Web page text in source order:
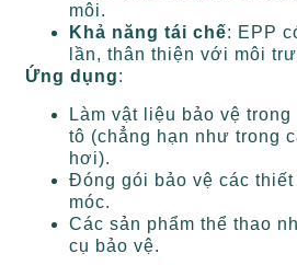
môi.
Khả năng tái chế: EPP
lần, thân thiện với môi
Ứng dụng:
Làm vật liệu bảo vệ
tô (chẳng hạn như trong
hơi).
Đóng gói bảo vệ các
móc.
Các sản phẩm thể thao
cụ bảo vệ.